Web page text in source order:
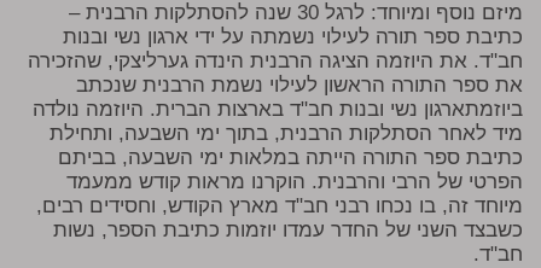
מיזם נוסף ומיוחד: לרגל 30 שנה להסתלקות הרבנית –
כתיבת ספר תורה לעילוי נשמתה על ידי ארגון נשי ובנות
חב"ד. את היוזמה הציגה הרבנית הינדה גערליצקי, שהזכירה
את ספר התורה הראשון לעילוי נשמת הרבנית שנכתב
ביוזמתארגון נשי ובנות חב"ד בארצות הברית. היוזמה נולדה
מיד לאחר הסתלקות הרבנית, בתוך ימי השבעה, ותחילת
כתיבת ספר התורה הייתה במלאות ימי השבעה, בביתם
הפרטי של הרבי והרבנית. הוקרנו מראות קודש ממעמד
מיוחד זה, בו נכחו רבני חב"ד מארץ הקודש, וחסידים רבים,
כשבצד השני של החדר עמדו יוזמות כתיבת הספר, נשות
חב"ד.